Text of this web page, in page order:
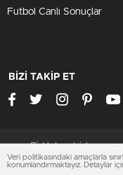
Futbol Canlı Sonuçlar
BİZİ TAKİP ET
BirHaber
Veri politikasındaki amaçlarla
konumlandırmaktayız. Detaylar